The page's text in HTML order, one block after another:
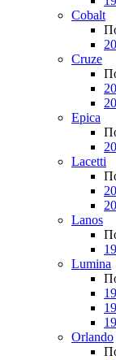
Cobalt
Cruze
Epica
Lacetti
Lanos
Lumina
Orlando